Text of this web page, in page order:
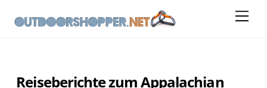
content
Reiseberichte zum Appalachian